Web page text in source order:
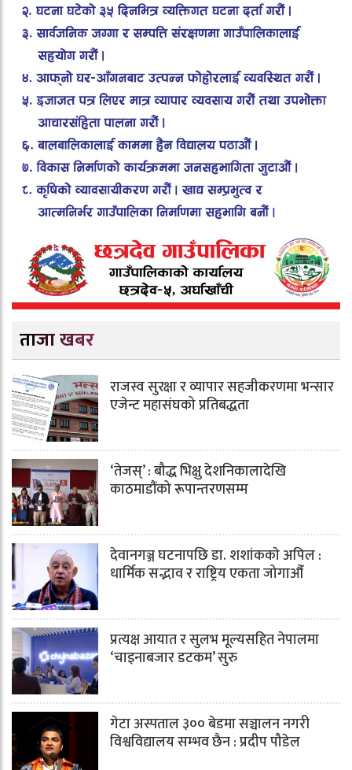
ताजा खबर
राजस्व सुरक्षा र व्यापार सहजीकरणमा भन्सार
एजेन्ट महासंघको प्रतिबद्धता
‘तेजस्’ : बौद्ध भिक्षु देशनिकालादेखि
काठमाडौंको रूपान्तरणसम्म
देवानगञ्ज घटनापछि डा. शशांककाे अपिल :
धार्मिक सद्भाव र राष्ट्रिय एकता जोगाऔँ
प्रत्यक्ष आयात र सुलभ मूल्यसहित नेपालमा
‘चाइनाबजार डटकम’ सुरु
गेटा अस्पताल ३०० बेडमा सञ्चालन नगरी
विश्वविद्यालय सम्भव छैन : प्रदीप पौडेल